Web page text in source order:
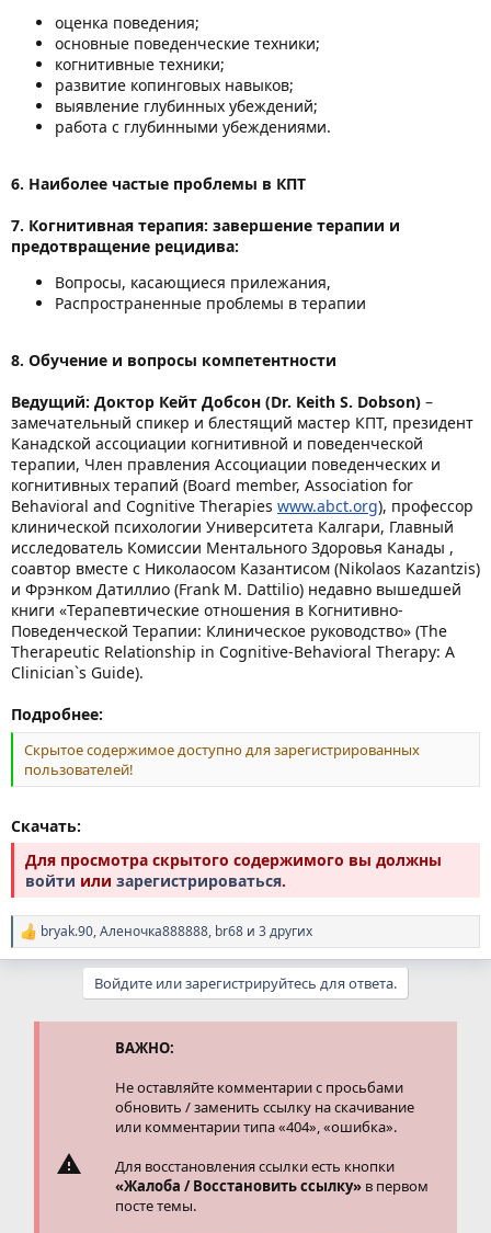
оценка поведения;
основные поведенческие техники;
когнитивные техники;
развитие копинговых навыков;
выявление глубинных убеждений;
работа с глубинными убеждениями.
6. Наиболее частые проблемы в КПТ
7. Когнитивная терапия: завершение терапии и
предотвращение рецидива:
Вопросы, касающиеся прилежания,
Распространенные проблемы в терапии
8. Обучение и вопросы компетентности
Ведущий: Доктор Кейт Добсон (Dr. Keith S. Dobson) –
замечательный спикер и блестящий мастер КПТ, президент
Канадской ассоциации когнитивной и поведенческой
терапии, Член правления Ассоциации поведенческих и
когнитивных терапий (Board member, Association for
Behavioral and Cognitive Therapies www.abct.org), профессор
клинической психологии Университета Калгари, Главный
исследователь Комиссии Ментального Здоровья Канады ,
соавтор вместе с Николаосом Казантисом (Nikolaos Kazantzis)
и Фрэнком Датиллио (Frank M. Dattilio) недавно вышедшей
книги «Терапевтические отношения в Когнитивно-
Поведенческой Терапии: Клиническое руководство» (The
Therapeutic Relationship in Cognitive-Behavioral Therapy: A
Clinician`s Guide).
Подробнее:
Скрытое содержимое доступно для зарегистрированных
пользователей!
Скачать:
Для просмотра скрытого содержимого вы должны
войти или зарегистрироваться.
Р
е
bryak.90,Аленочка888888, br68 и 3 других
Войдите или зарегистрируйтесь для ответа.
ВАЖНО:
Не оставляйте комментарии с просьбами
обновить / заменить ссылку на скачивание
или комментарии типа «404», «ошибка».
Для восстановления ссылки есть кнопки
«Жалоба / Восстановить ссылку» в первом
посте темы.